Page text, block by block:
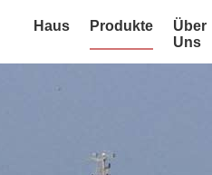
Haus Produkte
Über
Uns